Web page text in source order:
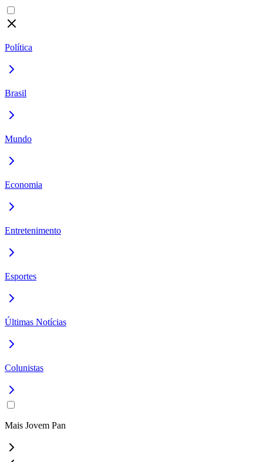
Política
Brasil
Mundo
Economia
Entretenimento
Esportes
Últimas Notícias
Colunistas
Mais Jovem Pan